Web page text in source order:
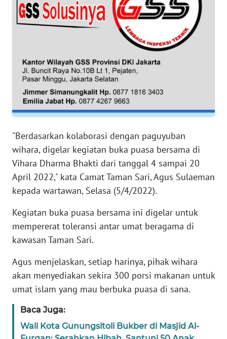
"Berdasarkan kolaborasi dengan paguyuban
wihara, digelar kegiatan buka puasa bersama di
Vihara Dharma Bhakti dari tanggal 4 sampai 20
April 2022," kata Camat Taman Sari, Agus Sulaeman
kepada wartawan, Selasa (5/4/2022).
Kegiatan buka puasa bersama ini digelar untuk
mempererat toleransi antar umat beragama di
kawasan Taman Sari.
Agus menjelaskan, setiap harinya, pihak wihara
akan menyediakan sekira 300 porsi makanan untuk
umat islam yang mau berbuka puasa di sana.
Baca Juga:
Wali Kota Gunungsitoli Bukber di Masjid Al-
WN
WN
KEPRI
WN
PAPUA
WN
PAPUA
BARAT
WN
RIAU
SERAMBI
JAMBI
WN
SULTRA
WN